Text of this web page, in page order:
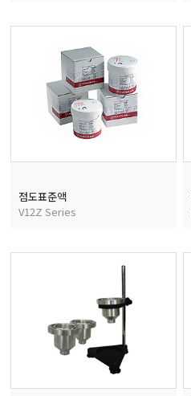
점도표준액
V12Z Series